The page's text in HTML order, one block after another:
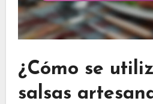
¿Cómo se
salsas